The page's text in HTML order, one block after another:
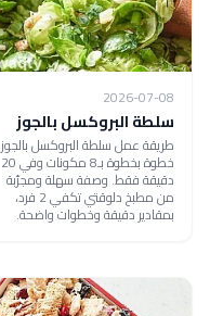
2026-07-08
سلطة البروكسل بالجوز
طريقة عمل سلطة البروكسل بالجوز
خطوة بخطوة بـ8 مكونات وفي 20
دقيقة فقط. وصفة سهلة ومجرّبة
من مطبخ دلوقتي تكفي 2 فرد،
بمقادير دقيقة وخطوات واضحة.